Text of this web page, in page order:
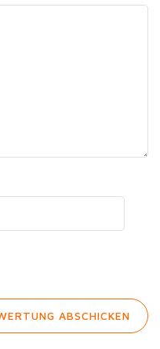
ABSCHICKEN